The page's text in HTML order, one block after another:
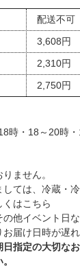
配送不可
3,608円
2,310円
2,750円
時・18～20時
ません。
ては、冷蔵・
くはこちら
他イベント日
届け日時が遅
指定の大切な